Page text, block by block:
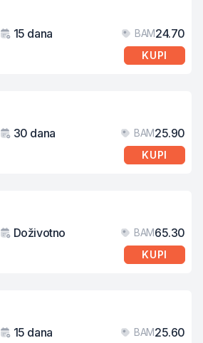
Važenje
15 dana BAM24.70
KUPI
Važenje
30 dana BAM25.90
KUPI
Važenje
Doživotno BAM65.30
KUPI
Važenje
15 dana BAM25.60